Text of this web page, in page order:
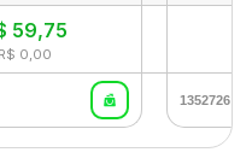
59,75
R$ 0,00
1352726